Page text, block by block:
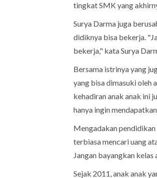
tingkat SMK yang
Surya Darma juga
didiknya bisa bekerja.
bekerja," kata Surya
Bersama istrinya yang
yang bisa dimasuki oleh
kehadiran anak anak ini
hanya ingin
Mengadakan
terbiasa mencari uang
Jangan bayangkan
Sejak 2011, anak anak